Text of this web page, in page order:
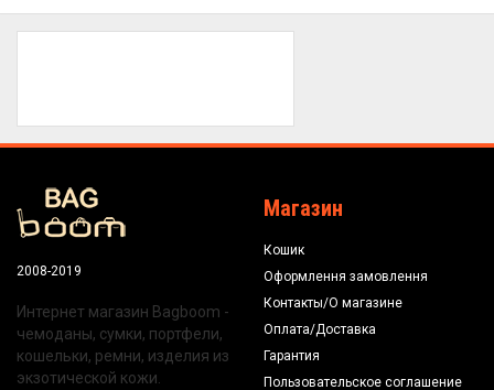
2008-2019
Интернет магазин Bagboom -
чемоданы, сумки, портфели,
кошельки, ремни, изделия из
экзотической кожи.
Магазин
Кошик
Оформлення замовлення
Контакты/О магазине
Оплата/Доставка
Гарантия
Пользовательское соглашение